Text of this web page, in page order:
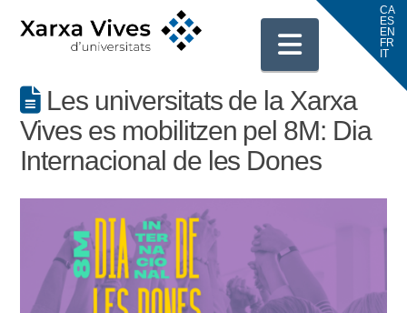
Les universitats de la Xarxa
Vives es mobilitzen pel 8M: Dia
Internacional de les Dones